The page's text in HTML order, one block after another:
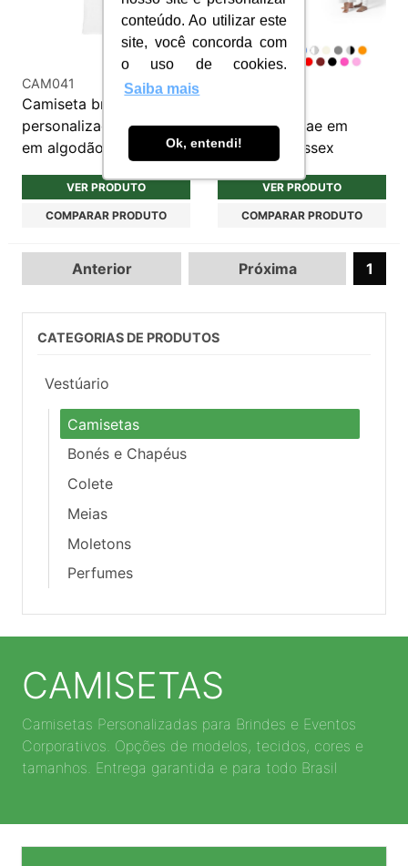
conteúdo. Ao utilizar este
site, você concorda com
o uso de cookies.
Saiba mais
Ok, entendi!
CAM041
Camiseta branca
personalizada unissex
em algodão
VER PRODUTO
COMPARAR PRODUTO
Personalizadae em
Algodão Unissex
VER PRODUTO
COMPARAR PRODUTO
Anterior Próxima 1
CATEGORIAS DE PRODUTOS
Vestúario
Camisetas
Bonés e Chapéus
Colete
Meias
Moletons
Perfumes
CAMISETAS
Camisetas Personalizadas para Brindes e Eventos
Corporativos. Opções de modelos, tecidos, cores e
tamanhos. Entrega garantida e para todo Brasil